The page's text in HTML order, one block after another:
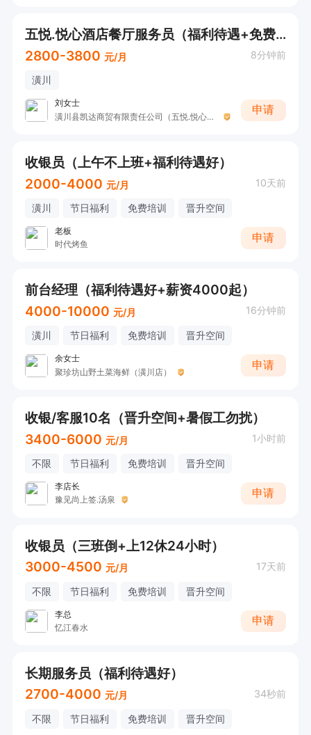
五悦.悦心酒店餐厅服务员（福利待遇+免费培训+暑假工勿扰）
2800-3800 元/月 8分钟前
潢川
刘女士
潢川县凯达商贸有限责任公司（五悦.悦心酒店）
申请
收银员（上午不上班+福利待遇好）
2000-4000 元/月 10天前
潢川 节日福利 免费培训 晋升空间
老板
时代烤鱼
申请
前台经理（福利待遇好+薪资4000起）
4000-10000 元/月 16分钟前
潢川 节日福利 免费培训 晋升空间
余女士
聚珍坊山野土菜海鲜（潢川店）
申请
收银/客服10名（晋升空间+暑假工勿扰）
3400-6000 元/月 1小时前
不限 节日福利 免费培训 晋升空间
李店长
豫见尚上签.汤泉
申请
收银员（三班倒+上12休24小时）
3000-4500 元/月 17天前
不限 节日福利 免费培训 晋升空间
李总
忆江春水
申请
长期服务员（福利待遇好）
2700-4000 元/月 34秒前
不限 节日福利 免费培训 晋升空间